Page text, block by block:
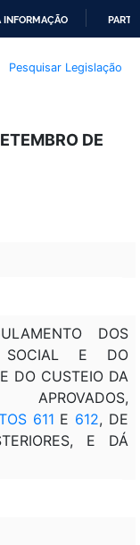
INFORMAÇÃO
Pesquisar Legislação
DE
DOS
SOCIAL E DO
DO CUSTEIO DA
611 E 612, DE
E DÁ